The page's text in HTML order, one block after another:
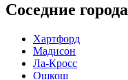
Соседние города
Хартфорд
Мадисон
Ла-Кросс
Ошкош